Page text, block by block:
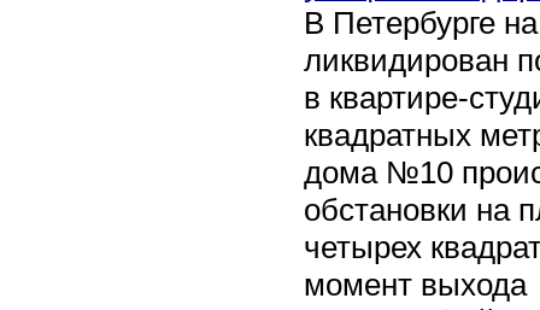
В Петербурге
ликвидирован
в квартире-
квадратных
дома №10
обстановки на
четырех
момент выхода